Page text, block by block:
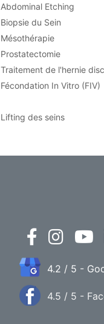
Abdominal Etching
Biopsie du Sein
Mésothérapie
Prostatectomie
Traitement de l'hernie
Fécondation In Vitro (FIV)
Lifting des seins
4.2 / 5 -
4.5 / 5 -